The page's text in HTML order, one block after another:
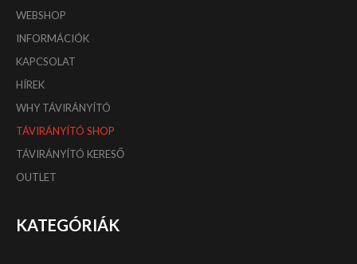
WEBSHOP
INFORMÁCIÓK
KAPCSOLAT
HÍREK
WHY TÁVIRÁNYÍTÓ
TÁVIRÁNYÍTÓ SHOP
TÁVIRÁNYÍTÓ KERESŐ
OUTLET
KATEGÓRIÁK